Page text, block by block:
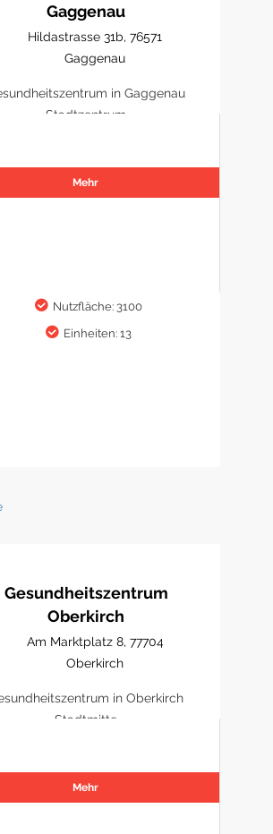
Gaggenau
Hildastrasse 31b, 76571
Gaggenau
in Gaggenau
Stadtzentrum
Mehr
Nutzfläche: 3100
Einheiten: 13
Gesundheitszentrum
Oberkirch
Am Marktplatz 8, 77704
Oberkirch
in Oberkirch
Stadtmitte
Mehr